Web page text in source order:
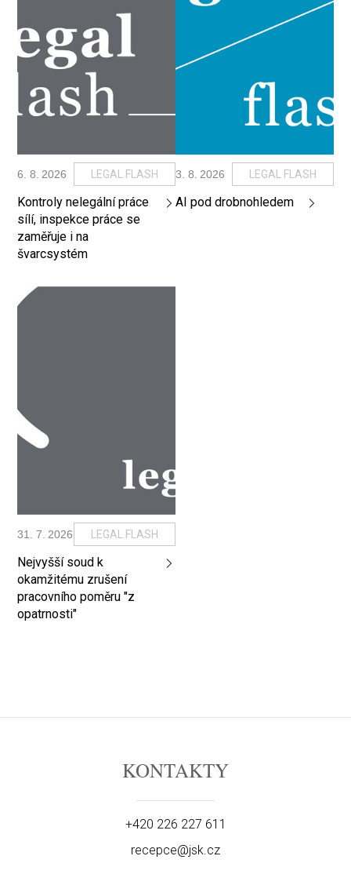
6 8 2026 LEGAL FLASH
Kontroly nelegální práce
sílí, inspekce práce se
zaměřuje i na
švarcsystém
3 8 2026 LEGAL FLASH
AI pod drobnohledem
31 7 2026 LEGAL FLASH
Nejvyšší soud k
okamžitému zrušení
pracovního poměru "z
opatrnosti"
KONTAKTY
+420 226 227 611
recepce@jsk.cz